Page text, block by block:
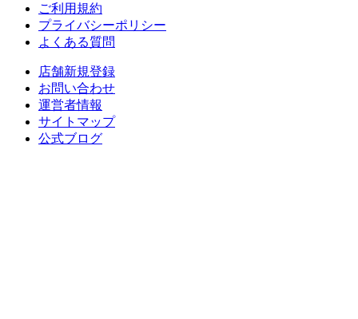
ご利用規約
プライバシーポリシー
よくある質問
店舗新規登録
お問い合わせ
運営者情報
サイトマップ
公式ブログ